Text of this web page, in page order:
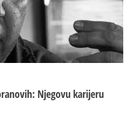
Njegovu karijeru